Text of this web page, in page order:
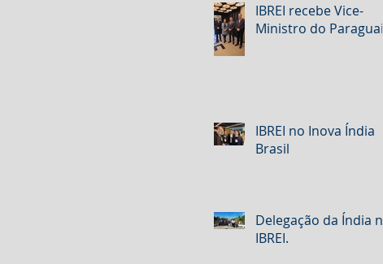
IBREI recebe Vice-
Ministro do Paraguai
IBREI no Inova Índia
Brasil
Delegação da Índia no
IBREI.